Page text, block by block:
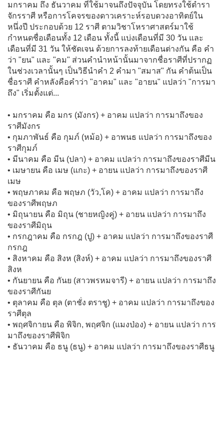
มกราคม ถึง ธันวาคม ที่ใช้มาจนถึงปัจจุบัน โดยทรงใช้ตำรา
จักรราศี หรือการโคจรของดาวเคราะห์รอบดวงอาทิตย์ใน
หนึ่งปี ประกอบด้วย 12 ราศี ตามวิชาโหราศาสตร์มาใช้
กำหนดชื่อเดือนทั้ง 12 เดือน ทั้งนี้ แบ่งเดือนที่มี 30 วัน และ
เดือนที่มี 31 วัน ให้ชัดเจน ด้วยการลงท้ายเดือนต่างกัน คือ คำ
ว่า "ยน" และ "คม" ส่วนคำนำหน้านั้นมาจากชื่อราศีที่ปรากฏ
ในช่วงเวลานั้นๆ เป็นวิธีนำคำ 2 คำมา "สมาส" กัน คำต้นเป็น
ชื่อราศี คำหลังคือคำว่า "อาคม" และ "อายน" แปลว่า "การมา
ถึง" เริ่มตั้งแต่...
• มกราคม คือ มกร (มังกร) + อาคม แปลว่า การมาถึงของ
ราศีมังกร
• กุมภาพันธ์ คือ กุมภ์ (หม้อ) + อาพนธ แปลว่า การมาถึงของ
ราศีกุมภ์
• มีนาคม คือ มีน (ปลา) + อาคม แปลว่า การมาถึงของราศีมีน
• เมษายน คือ เมษ (แกะ) + อายน แปลว่า การมาถึงของราศี
เมษ
• พฤษภาคม คือ พฤษภ (วัว,โค) + อาคม แปลว่า การมาถึง
ของราศีพฤษภ
• มิถุนายน คือ มิถุน (ชายหญิงคู่) + อายน แปลว่า การมาถึง
ของราศีมิถุน
• กรกฎาคม คือ กรกฎ (ปู) + อาคม แปลว่า การมาถึงของราศี
กรกฎ
• สิงหาคม คือ สิงห (สิงห์) + อาคม แปลว่า การมาถึงของราศี
สิงห
• กันยายน คือ กันย (สาวพรหมจารี) + อายน แปลว่า การมาถึง
ของราศีกันย
• ตุลาคม คือ ตุล (ตาชั่ง ตราชู) + อาคม แปลว่า การมาถึงของ
ราศีตุล
• พฤศจิกายน คือ พิจิก, พฤศจิก (แมงป่อง) + อายน แปลว่า การ
มาถึงของราศีพิจิก
• ธันวาคม คือ ธนู (ธนู) + อาคม แปลว่า การมาถึงของราศีธนู